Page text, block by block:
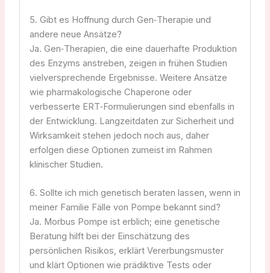
5. Gibt es Hoffnung durch Gen‑Therapie und
andere neue Ansätze?
Ja. Gen‑Therapien, die eine dauerhafte Produktion
des Enzyms anstreben, zeigen in frühen Studien
vielversprechende Ergebnisse. Weitere Ansätze
wie pharmakologische Chaperone oder
verbesserte ERT‑Formulierungen sind ebenfalls in
der Entwicklung. Langzeitdaten zur Sicherheit und
Wirksamkeit stehen jedoch noch aus, daher
erfolgen diese Optionen zumeist im Rahmen
klinischer Studien.
6. Sollte ich mich genetisch beraten lassen, wenn in
meiner Familie Fälle von Pompe bekannt sind?
Ja. Morbus Pompe ist erblich; eine genetische
Beratung hilft bei der Einschätzung des
persönlichen Risikos, erklärt Vererbungsmuster
und klärt Optionen wie prädiktive Tests oder